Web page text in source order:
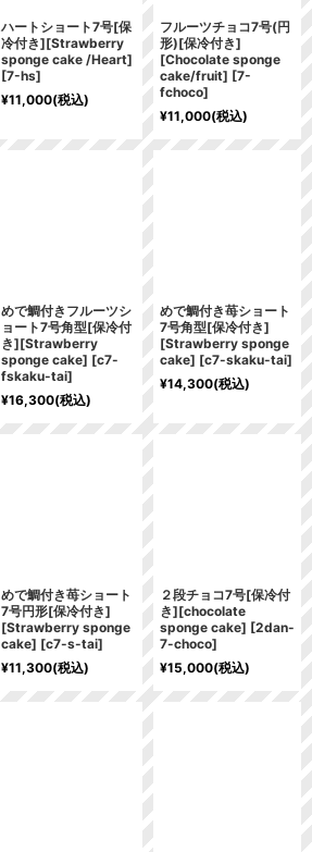
ハートショート7号[保
冷付き][Strawberry
sponge cake /Heart]
[7-hs]
¥11,000(税込)
フルーツチョコ7号(円
形)[保冷付き]
[Chocolate sponge
cake/fruit] [7-
fchoco]
¥11,000(税込)
めで鯛付きフルーツシ
ョート7号角型[保冷付
き][Strawberry
sponge cake] [c7-
fskaku-tai]
¥16,300(税込)
めで鯛付き苺ショート
7号角型[保冷付き]
[Strawberry sponge
cake] [c7-skaku-tai]
¥14,300(税込)
めで鯛付き苺ショート
7号円形[保冷付き]
[Strawberry sponge
cake] [c7-s-tai]
¥11,300(税込)
２段チョコ7号[保冷付
き][chocolate
sponge cake] [2dan-
7-choco]
¥15,000(税込)